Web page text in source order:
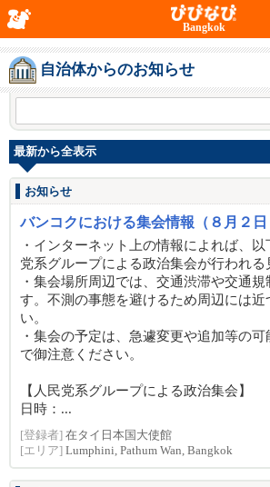
Bangkok
自治体からのお知らせ
最新から全表示
お知らせ
バンコクにおける集会情報（８月２日
・インターネット上の情報によれば、
党系グループによる政治集会が行われる
・集会場所周辺では、交通渋滞や交通規
す。不測の事態を避けるため周辺には近
い。
・集会の予定は、急遽変更や追加等の
で御注意ください。
【人民党系グループによる政治集会】
日時：...
[登録者] 在タイ日本国大使館
[エリア] Lumphini, Pathum Wan, Bangkok